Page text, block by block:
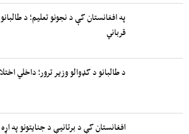
په افغانستان کې د نجونو تعلیم؛ د
قرباني
د طالبانو د کډوالو وزیر ترور؛ داخلي
افغانستان کې د برتانیې د جنایتونو په